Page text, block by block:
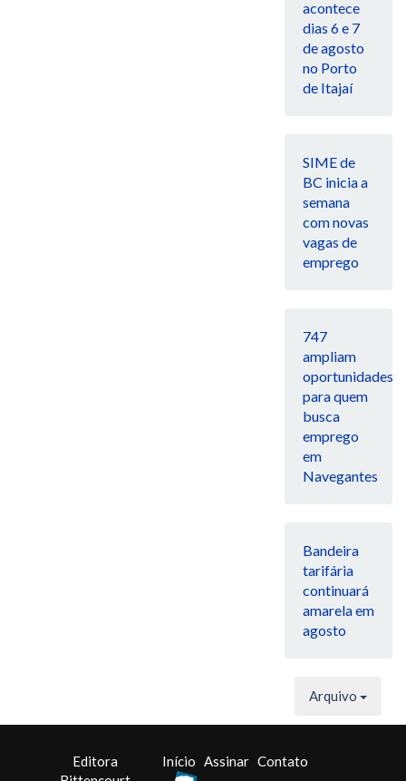
acontece
dias 6 e 7
de agosto
no Porto
de Itajaí
SIME de
BC inicia a
semana
com novas
vagas de
emprego
747
ampliam
oportunidades
para quem
busca
emprego
em
Navegantes
Bandeira
tarifária
continuará
amarela em
agosto
Arquivo
Editora
Início Assinar Contato